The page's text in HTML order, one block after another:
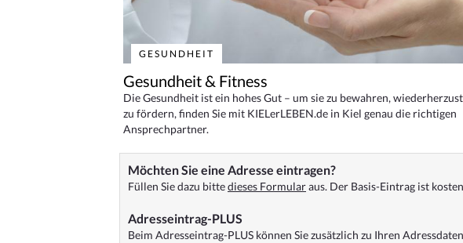
GESUNDHEIT
Gesundheit & Fitness
Die Gesundheit ist ein hohes Gut – um sie zu bewahren,
zu fördern, finden Sie mit KIELerLEBEN.de in Kiel genau die richtigen
Ansprechpartner.
Möchten Sie eine Adresse eintragen?
Füllen Sie dazu bittedieses Formularaus. Der Basis-Eintrag ist
Adresseintrag-PLUS
Beim Adresseintrag-PLUS können Sie zusätzlich zu Ihren